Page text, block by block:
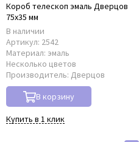
Короб телескоп эмаль Дверцов
75х35 мм
В наличии
Артикул: 2542
Материал: эмаль
Несколько цветов
Производитель: Дверцов
В корзину
Купить в 1 клик